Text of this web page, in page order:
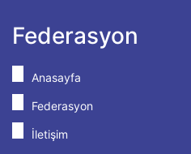
Federasyon
Anasayfa
Federasyon
İletişim